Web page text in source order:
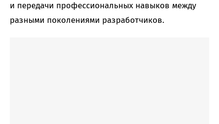
и передачи профессиональных навыков между
разными поколениями разработчиков.